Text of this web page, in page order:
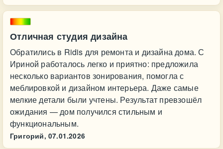
Отличная студия дизайна
Обратились в Ridis для ремонта и дизайна дома. С
Ириной работалось легко и приятно: предложила
несколько вариантов зонирования, помогла с
меблировкой и дизайном интерьера. Даже самые
мелкие детали были учтены. Результат превзошёл
ожидания — дом получился стильным и
функциональным.
Григорий, 07.01.2026